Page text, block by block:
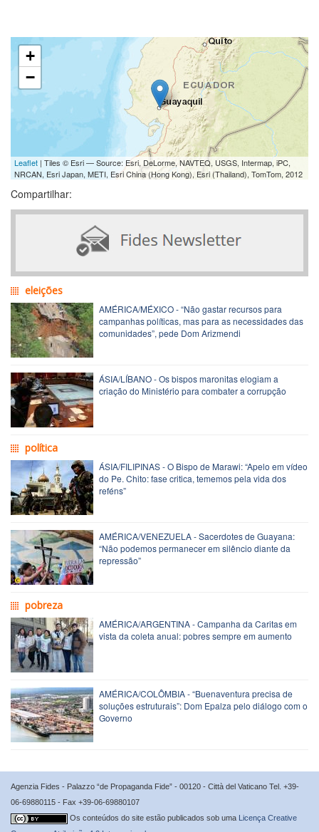
+
−
Leaflet | Tiles © Esri — Source: Esri, DeLorme, NAVTEQ, USGS, Intermap, iPC,
NRCAN, Esri Japan, METI, Esri China (Hong Kong), Esri (Thailand), TomTom, 2012
Compartilhar:
eleições
AMÉRICA/MÉXICO - “Não gastar recursos para
campanhas políticas, mas para as necessidades das
comunidades”, pede Dom Arizmendi
ÁSIA/LÍBANO - Os bispos maronitas elogiam a
criação do Ministério para combater a corrupção
política
ÁSIA/FILIPINAS - O Bispo de Marawi: “Apelo em vídeo
do Pe. Chito: fase critica, tememos pela vida dos
reféns”
AMÉRICA/VENEZUELA - Sacerdotes de Guayana:
“Não podemos permanecer em silêncio diante da
repressão”
pobreza
AMÉRICA/ARGENTINA - Campanha da Caritas em
vista da coleta anual: pobres sempre em aumento
AMÉRICA/COLÔMBIA - “Buenaventura precisa de
soluções estruturais”: Dom Epalza pelo diálogo com o
Governo
Agenzia Fides - Palazzo “de Propaganda Fide” - 00120 - Città del Vaticano Tel. +39-
06-69880115 - Fax +39-06-69880107
Os conteúdos do site estão publicados sob uma Licença Creative